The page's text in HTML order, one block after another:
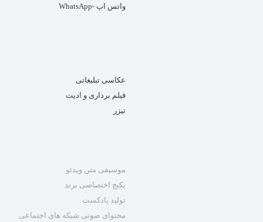
واتس اپ -WhatsApp
عکاسی تبلیغاتی
فیلم برداری و ادیت
تیزر
موسیقی متن ویدئو
پکیج اختصاصی برند
تولید پادکست
محتوای صوتی شبکه های اجتماعی